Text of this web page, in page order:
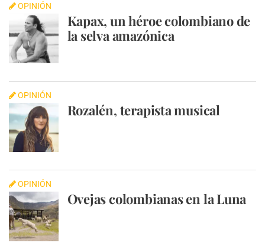
OPINIÓN
Kapax, un héroe colombiano de
la selva amazónica
OPINIÓN
Rozalén, terapista musical
OPINIÓN
Ovejas colombianas en la Luna